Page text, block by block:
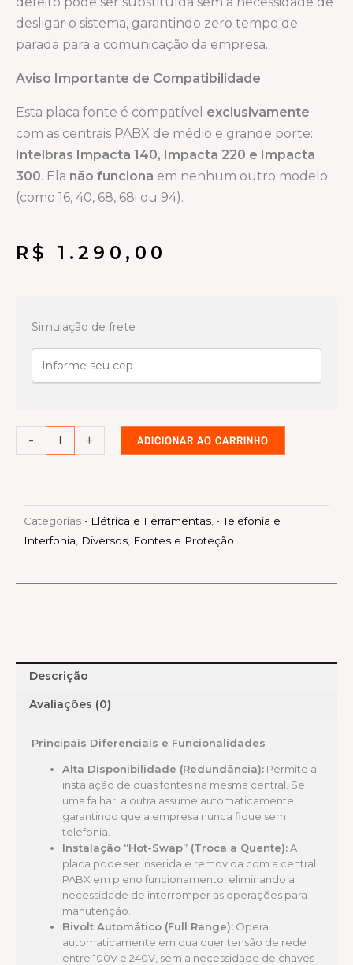
desligar o sistema, garantindo zero tempo de
parada para a comunicação da empresa.
Aviso Importante de Compatibilidade
Esta placa fonte é compatível exclusivamente
com as centrais PABX de médio e grande porte:
Intelbras Impacta 140, Impacta 220 e Impacta
300. Ela não funciona em nenhum outro modelo
(como 16, 40, 68, 68i ou 94).
R$ 1.290,00
Simulação de frete
-
140/220
quantidade
+ ADICIONAR AO CARRINHO
Categorias • Elétrica e Ferramentas • Telefonia e
Interfonia
Diversos Fontes e Proteção
Descrição
Avaliações (0)
Principais Diferenciais e Funcionalidades
Alta Disponibilidade (Redundância): Permite a
instalação de duas fontes na mesma central. Se
uma falhar, a outra assume automaticamente,
garantindo que a empresa nunca fique sem
telefonia.
Instalação “Hot-Swap” (Troca a Quente):A
placa pode ser inserida e removida com a central
PABX em pleno funcionamento, eliminando a
necessidade de interromper as operações para
manutenção.
Bivolt Automático (Full Range): Opera
automaticamente em qualquer tensão de rede
entre 100V e 240V, sem a necessidade de chaves